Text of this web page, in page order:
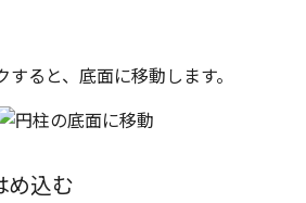
ると、底面に移動します。
め込む